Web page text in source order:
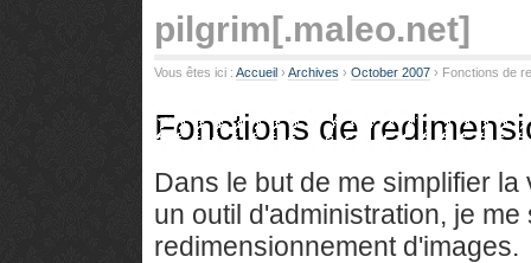
pilgrim[.maleo.net]
Vous êtes ici : Accueil › Archives › October 2007 › Fonctions de
Fonctions de
Dans le but de me simplifier
un outil d'administration, je
redimensionnement d'images.